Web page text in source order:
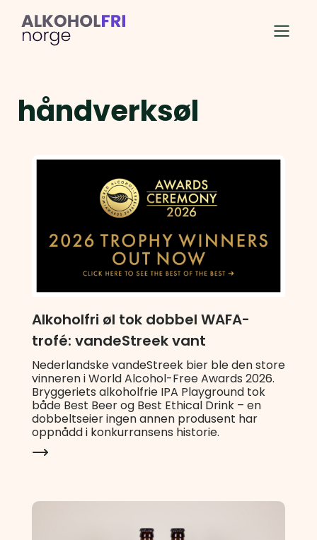
håndverksøl
Alkoholfri øl tok dobbel WAFA-
trofé: vandeStreek vant
Nederlandske vandeStreek bier ble den store
vinneren i World Alcohol-Free Awards 2026.
Bryggeriets alkoholfrie IPA Playground tok
både Best Beer og Best Ethical Drink – en
dobbeltseier ingen annen produsent har
oppnådd i konkurransens historie.